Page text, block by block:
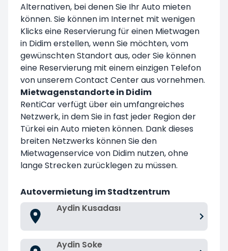
Alternativen, bei denen Sie Ihr Auto mieten
können. Sie können im Internet mit wenigen
Klicks eine Reservierung für einen Mietwagen
in Didim erstellen, wenn Sie möchten, vom
gewünschten Standort aus, oder Sie können
eine Reservierung mit einem einzigen Telefon
von unserem Contact Center aus vornehmen.
Mietwagenstandorte in Didim
RentiCar verfügt über ein umfangreiches
Netzwerk, in dem Sie in fast jeder Region der
Türkei ein Auto mieten können. Dank dieses
breiten Netzwerks können Sie den
Mietwagenservice von Didim nutzen, ohne
lange Strecken zurücklegen zu müssen.
Autovermietung im Stadtzentrum
Aydin Kusadası
Aydin Soke